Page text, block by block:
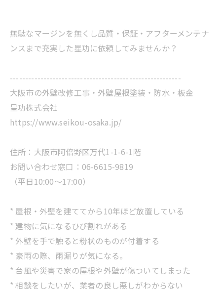
無駄なマージンを無くし品質・保証・アフターメンテナ
ンスまで充実した星功に依頼してみませんか？
--------------------------------------------------------
大阪市の外壁改修工事・外壁屋根塗装・防水・板金
星功株式会社
https://www.seikou-osaka.jp/
住所：大阪市阿倍野区万代1-1-6-1階
お問い合わせ窓口：06-6615-9819
（平日10:00～17:00）
* 屋根・外壁を建ててから10年ほど放置している
* 建物に気になるひび割れがある
* 外壁を手で触ると粉状のものが付着する
* 豪雨の際、雨漏りが気になる。
* 台風や災害で家の屋根や外壁が傷ついてしまった
* 相談をしたいが、業者の良し悪しがわからない